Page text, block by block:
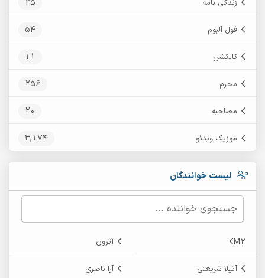
زندگی نامه 25
فول آلبوم 54
کالکشن 11
محرم 256
مصاحبه 20
موزیک ویدئو 3,174
لیست خوانندگان
M2 آترون
آتیلا شریعتی آرا ناصری